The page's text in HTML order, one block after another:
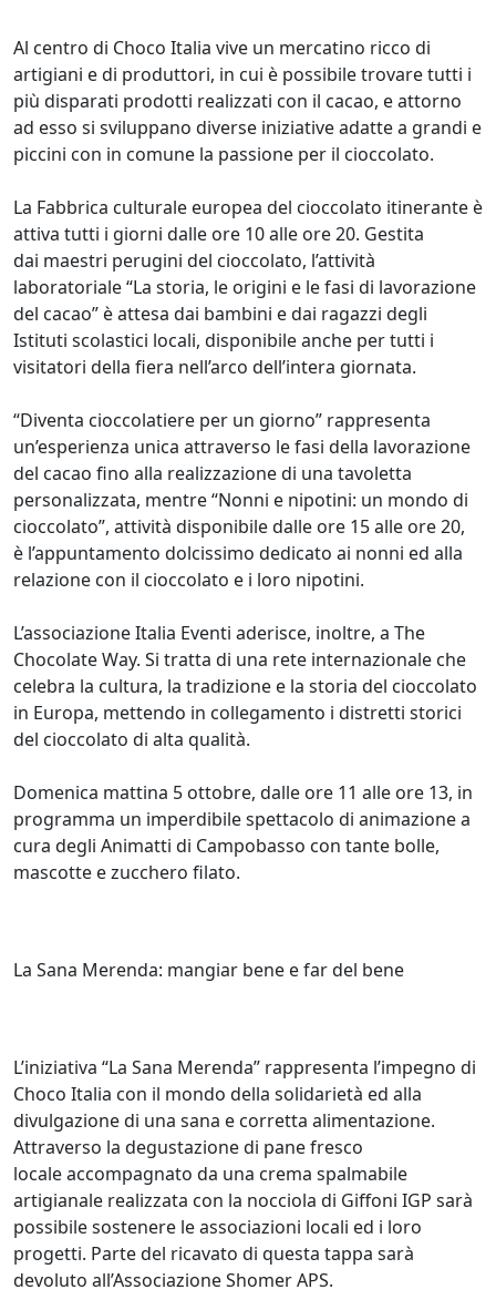
Al centro di Choco Italia vive un mercatino ricco di
artigiani e di produttori, in cui è possibile trovare tutti i
più disparati prodotti realizzati con il cacao, e attorno
ad esso si sviluppano diverse iniziative adatte a grandi e
piccini con in comune la passione per il cioccolato.
La Fabbrica culturale europea del cioccolato itinerante è
attiva tutti i giorni dalle ore 10 alle ore 20. Gestita
dai maestri perugini del cioccolato, l’attività
laboratoriale “La storia, le origini e le fasi di lavorazione
del cacao” è attesa dai bambini e dai ragazzi degli
Istituti scolastici locali, disponibile anche per tutti i
visitatori della fiera nell’arco dell’intera giornata.
“Diventa cioccolatiere per un giorno” rappresenta
un’esperienza unica attraverso le fasi della lavorazione
del cacao fino alla realizzazione di una tavoletta
personalizzata, mentre “Nonni e nipotini: un mondo di
cioccolato”, attività disponibile dalle ore 15 alle ore 20,
è l’appuntamento dolcissimo dedicato ai nonni ed alla
relazione con il cioccolato e i loro nipotini.
L’associazione Italia Eventi aderisce, inoltre, a The
Chocolate Way. Si tratta di una rete internazionale che
celebra la cultura, la tradizione e la storia del cioccolato
in Europa, mettendo in collegamento i distretti storici
del cioccolato di alta qualità.
Domenica mattina 5 ottobre, dalle ore 11 alle ore 13, in
programma un imperdibile spettacolo di animazione a
cura degli Animatti di Campobasso con tante bolle,
mascotte e zucchero filato.
La Sana Merenda: mangiar bene e far del bene
L’iniziativa “La Sana Merenda” rappresenta l’impegno di
Choco Italia con il mondo della solidarietà ed alla
divulgazione di una sana e corretta alimentazione.
Attraverso la degustazione di pane fresco
locale accompagnato da una crema spalmabile
artigianale realizzata con la nocciola di Giffoni IGP sarà
possibile sostenere le associazioni locali ed i loro
progetti. Parte del ricavato di questa tappa sarà
devoluto all’Associazione Shomer APS.